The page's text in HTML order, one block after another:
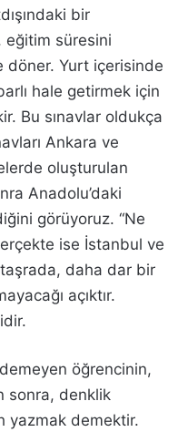
bir
eğitim süresini
döner. Yurt içerisinde
hale getirmek için
Bu sınavlar oldukça
Ankara ve
oluşturulan
Anadolu’daki
görüyoruz. “Ne
ise İstanbul ve
daha dar bir
açıktır.
öğrencinin,
sonra, denklik
yazmak demektir.